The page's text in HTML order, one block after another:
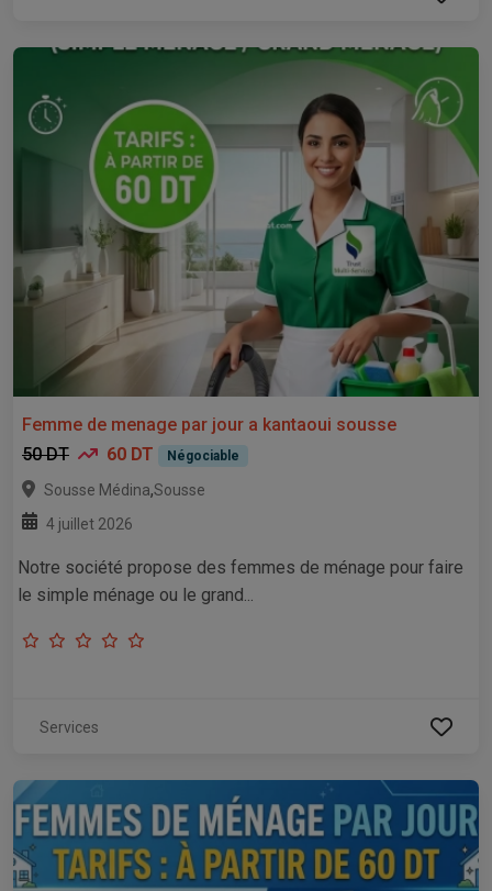
Femme de menage par jour a kantaoui sousse
50 DT
60 DT Négociable
Sousse Médina,Sousse
4 juillet 2026
Notre société propose des femmes de ménage pour faire
le simple ménage ou le grand...
Services